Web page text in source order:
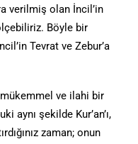
verilmiş olan İncil’in
Böyle bir
Tevrat ve Zebur’a
mükemmel ve ilahi bir
aynı şekilde Kur’an’ı,
zaman; onun